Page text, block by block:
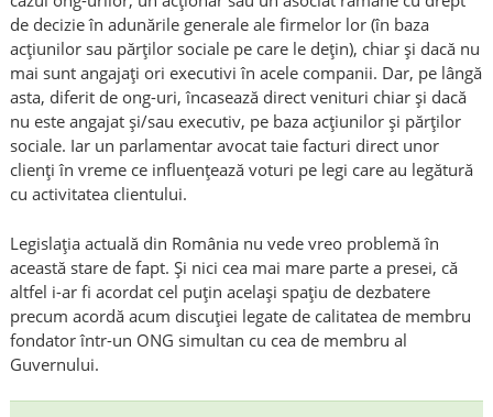
de decizie în adunările generale ale firmelor lor (în baza
acțiunilor sau părților sociale pe care le dețin), chiar și dacă nu
mai sunt angajați ori executivi în acele companii. Dar, pe lângă
asta, diferit de ong-uri, încasează direct venituri chiar și dacă
nu este angajat și/sau executiv, pe baza acțiunilor și părților
sociale. Iar un parlamentar avocat taie facturi direct unor
clienți în vreme ce influențează voturi pe legi care au legătură
cu activitatea clientului.
Legislația actuală din România nu vede vreo problemă în
această stare de fapt. Și nici cea mai mare parte a presei, că
altfel i-ar fi acordat cel puțin același spațiu de dezbatere
precum acordă acum discuției legate de calitatea de membru
fondator într-un ONG simultan cu cea de membru al
Guvernului.